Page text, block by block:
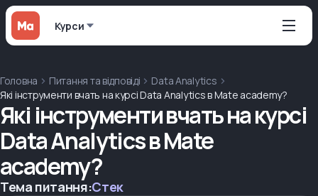
Курси
Головна Питання та відповіді
Data Analytics
Які інструменти вчать на курсі Data Analytics в Mate academy?
Які інструменти вчать на курсі
Data Analytics в Mate
academy?
Тема питання:Стек